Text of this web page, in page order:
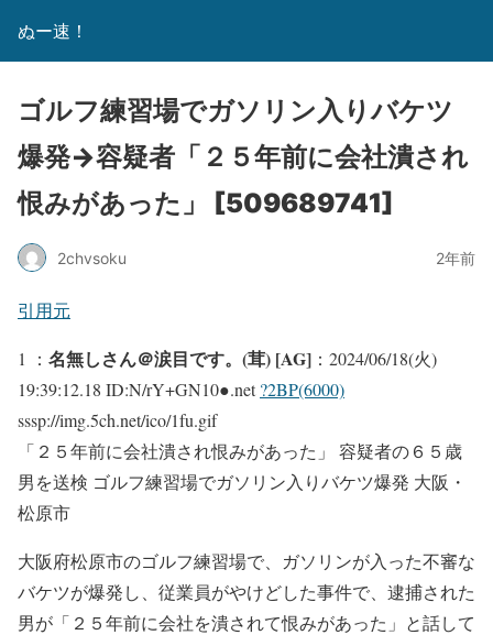
ぬー速！
ゴルフ練習場でガソリン入りバケツ
爆発→容疑者「２５年前に会社潰され
恨みがあった」 [509689741]
2chvsoku 2年前
引用元
1 ： 名無しさん＠涙目です。(茸) [AG] ：2024/06/18(火)
19:39:12.18 ID:N/rY+GN10●.net?2BP(6000)
sssp://img.5ch.net/ico/1fu.gif
「２５年前に会社潰され恨みがあった」 容疑者の６５歳
男を送検 ゴルフ練習場でガソリン入りバケツ爆発 大阪・
松原市
大阪府松原市のゴルフ練習場で、ガソリンが入った不審な
バケツが爆発し、従業員がやけどした事件で、逮捕された
男が「２５年前に会社を潰されて恨みがあった」と話して